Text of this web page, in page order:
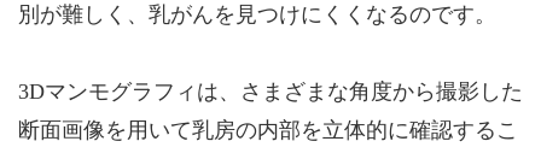
別が難しく、乳がんを見つけにくくなるのです。
3Dマンモグラフィは、さまざまな角度から撮影した
断面画像を用いて乳房の内部を立体的に確認するこ